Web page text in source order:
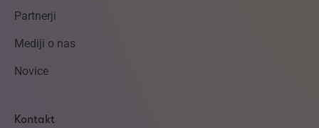
Partnerji
Mediji o nas
Novice
Kontakt